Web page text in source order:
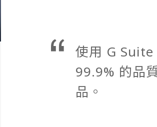
使用 G Suite
99.9% 的品
品。